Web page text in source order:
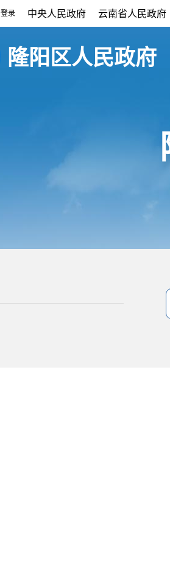
登录 中央人民政府 云南省人民政府
隆阳区人民政府